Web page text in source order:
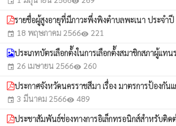
รายชื่อผู้สูงอายุที่มีภาวะพึ่งพิงตำบลพะเนา ประจำ
event 18 พฤษภาคม 2566visibility 221
ประเภทบัตรเลือกต้ังในการเลือกต้ังสมาชิกสภาผู้แ
event 26 เมษายน 2566visibility 260
ประกาศจังหวัดนครราชสีมา เรื่อง มาตรการป้องกัน
event 3 มีนาคม 2566visibility 489
ประชาสัมพันธ์ช่องทางการอิเล็กทรอนิกส์สำหรับติ